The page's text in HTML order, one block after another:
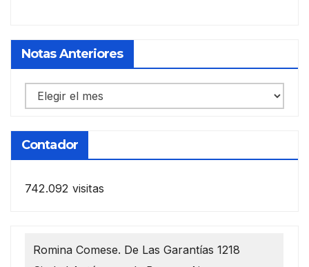
Notas Anteriores
Notas
anteriores
Contador
742.092 visitas
Romina Comese. De Las Garantías 1218